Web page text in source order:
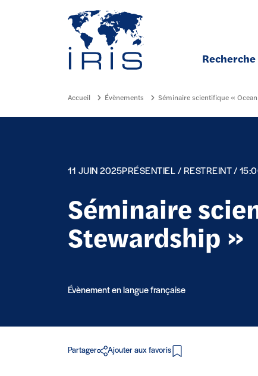
Aller au contenu principal
Recherche
Accueil Évènements Séminaire scientifique «
11 JUIN 2025PRÉSENTIEL / RESTREINT /
Séminaire
Stewardship »
Évènement en langue française
Partager Ajouter aux favoris
en PDF